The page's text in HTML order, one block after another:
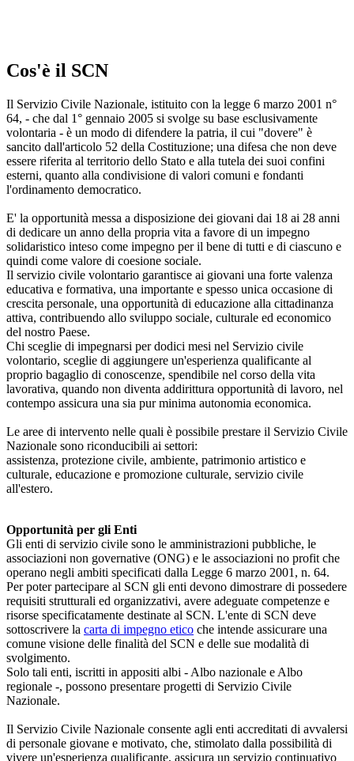
Cos'è il SCN
Il Servizio Civile Nazionale, istituito con la legge 6 marzo 2001 n°
64, - che dal 1° gennaio 2005 si svolge su base esclusivamente
volontaria - è un modo di difendere la patria, il cui "dovere" è
sancito dall'articolo 52 della Costituzione; una difesa che non deve
essere riferita al territorio dello Stato e alla tutela dei suoi confini
esterni, quanto alla condivisione di valori comuni e fondanti
l'ordinamento democratico.
E' la opportunità messa a disposizione dei giovani dai 18 ai 28 anni
di dedicare un anno della propria vita a favore di un impegno
solidaristico inteso come impegno per il bene di tutti e di ciascuno e
quindi come valore di coesione sociale.
Il servizio civile volontario garantisce ai giovani una forte valenza
educativa e formativa, una importante e spesso unica occasione di
crescita personale, una opportunità di educazione alla cittadinanza
attiva, contribuendo allo sviluppo sociale, culturale ed economico
del nostro Paese.
Chi sceglie di impegnarsi per dodici mesi nel Servizio civile
volontario, sceglie di aggiungere un'esperienza qualificante al
proprio bagaglio di conoscenze, spendibile nel corso della vita
lavorativa, quando non diventa addirittura opportunità di lavoro, nel
contempo assicura una sia pur minima autonomia economica.
Le aree di intervento nelle quali è possibile prestare il Servizio Civile
Nazionale sono riconducibili ai settori:
assistenza, protezione civile, ambiente, patrimonio artistico e
culturale, educazione e promozione culturale, servizio civile
all'estero.
Opportunità per gli Enti
Gli enti di servizio civile sono le amministrazioni pubbliche, le
associazioni non governative (ONG) e le associazioni no profit che
operano negli ambiti specificati dalla Legge 6 marzo 2001, n. 64.
Per poter partecipare al SCN gli enti devono dimostrare di possedere
requisiti strutturali ed organizzativi, avere adeguate competenze e
risorse specificatamente destinate al SCN. L'ente di SCN deve
sottoscrivere la carta di impegno etico che intende assicurare una
comune visione delle finalità del SCN e delle sue modalità di
svolgimento.
Solo tali enti, iscritti in appositi albi - Albo nazionale e Albo
regionale -, possono presentare progetti di Servizio Civile
Nazionale.
Il Servizio Civile Nazionale consente agli enti accreditati di avvalersi
di personale giovane e motivato, che, stimolato dalla possibilità di
vivere un'esperienza qualificante, assicura un servizio continuativo